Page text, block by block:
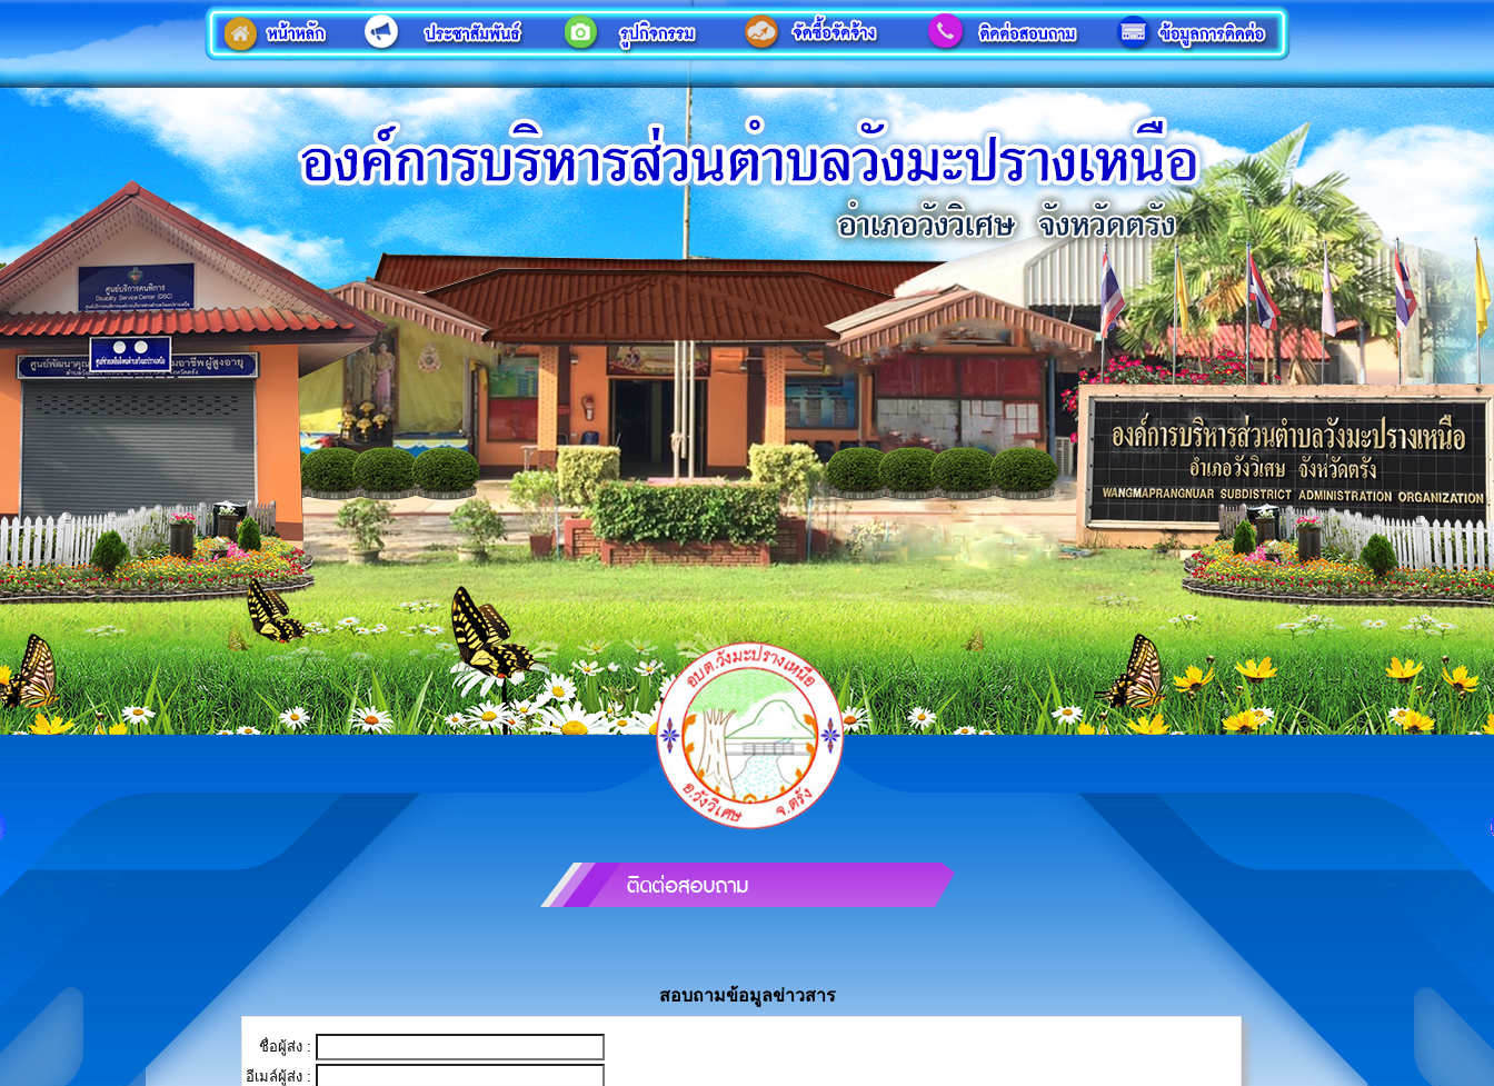
สอบถามข้อมูลข่าวสาร
ชื่อผู้ส่ง :
อีเมล์ผู้ส่ง :